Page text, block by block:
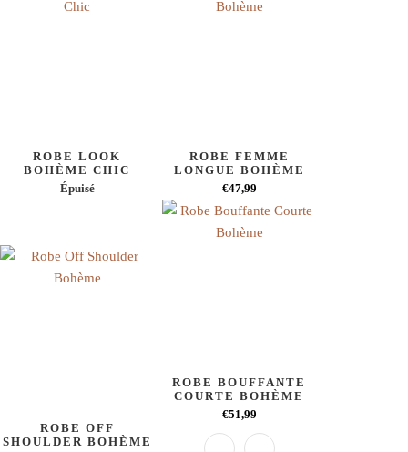
ROBE LOOK
BOHÈME CHIC
Épuisé
ROBE FEMME
LONGUE BOHÈME
€47,99
ROBE OFF
SHOULDER BOHÈME
ROBE BOUFFANTE
COURTE BOHÈME
€51,99